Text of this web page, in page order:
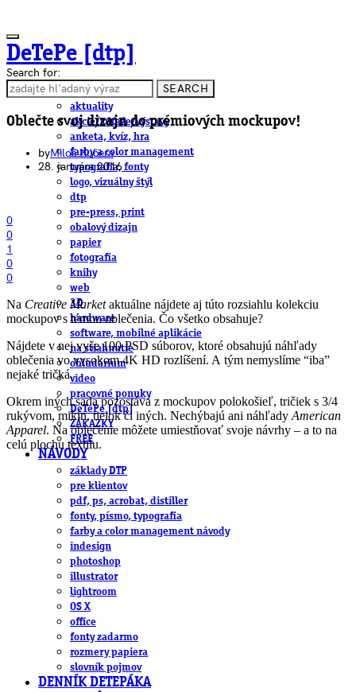
DeTePe [dtp]
ČLÁNKY
aktuality
akcie/súťaže/výstavy
anketa, kvíz, hra
farby a color management
typografia, fonty
logo, vizuálny štýl
dtp
pre-press, print
obalový dizajn
papier
fotografia
knihy
web
3D
hardware
software, mobilné aplikácie
na stiahnutie
obludárium
video
pracovné ponuky
DeTePe [dtp]
ZÁKAZKY
FREE
NÁVODY
základy DTP
pre klientov
pdf, ps, acrobat, distiller
fonty, písmo, typografia
farby a color management návody
indesign
photoshop
illustrator
lightroom
OS X
office
fonty zadarmo
rozmery papiera
slovník pojmov
DENNÍK DETEPÁKA
Search for:
SEARCH
Oblečte svoj dizajn do prémiových mockupov!
byMiloš Kučera
28. januára 2016
0
0
1
0
0
Na Creative Marketaktuálne nájdete aj túto rozsiahlu kolekciu
mockupov s témou oblečenia. Čo všetko obsahuje?
Nájdete v nej vyše 100 PSD súborov, ktoré obsahujú náhľady
oblečenia vo vysokom 4K HD rozlíšení. A tým nemyslíme “iba”
nejaké tričká.
Okrem iných sada pozostáva z mockupov polokošieľ, tričiek s 3/4
rukývom, mikín, tielok či iných. Nechýbajú ani náhľady American
Apparel. Na oblečenie môžete umiestňovať svoje návrhy – a to na
celú plochu textilu.